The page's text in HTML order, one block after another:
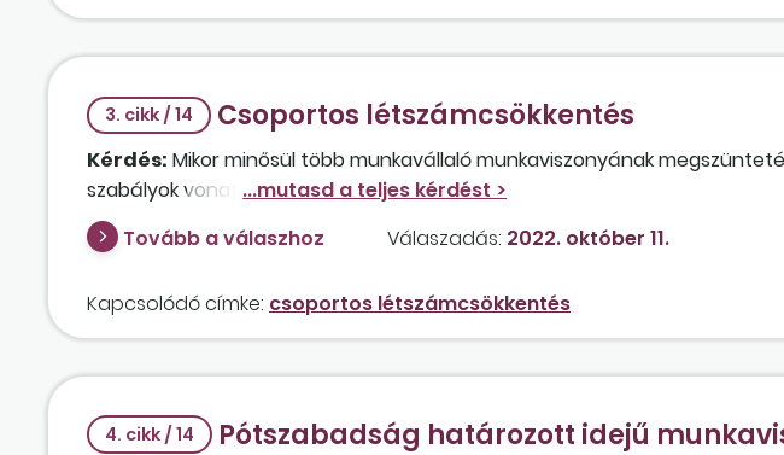
3. cikk / 14 Csoportos létszámcsökkentés
Kérdés: Mikor minősül több munkavállaló munkaviszonyának
szabályok vonatkoznak erre?
Tovább a válaszhoz
Válaszadás: 2022. október 11.
Kapcsolódó címke: csoportos létszámcsökkentés
4. cikk / 14 Pótszabadság határozott idejű